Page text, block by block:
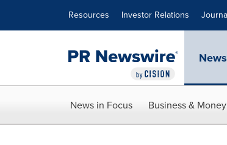
Resources Investor Relations
News
News in Focus Business & Money